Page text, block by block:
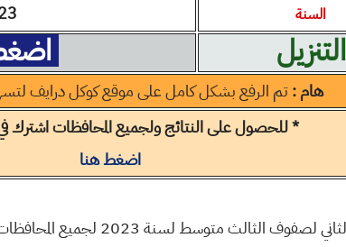
السنة
التنزيل
هام :تم الرفع بشكل كامل على موقع كوكل درايف
* للحصول على النتائج ولجميع المحافظات اشترك في
اضغط هنا